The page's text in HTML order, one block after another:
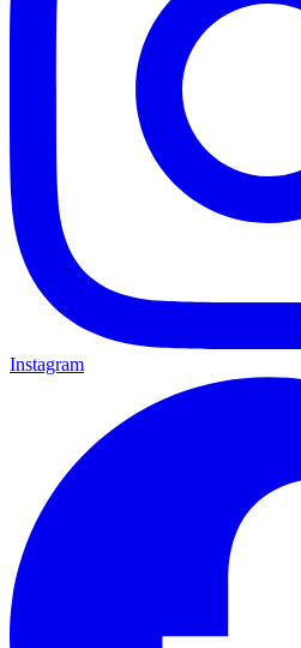
Instagram